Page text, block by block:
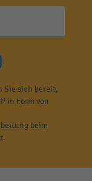
Sie sich bereit,
in Form von
beim
.